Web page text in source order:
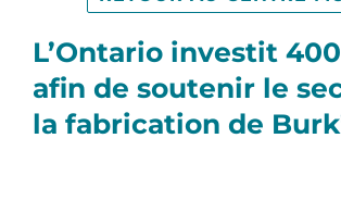
English
L’Ontario investit
afin de soutenir le
la fabrication de